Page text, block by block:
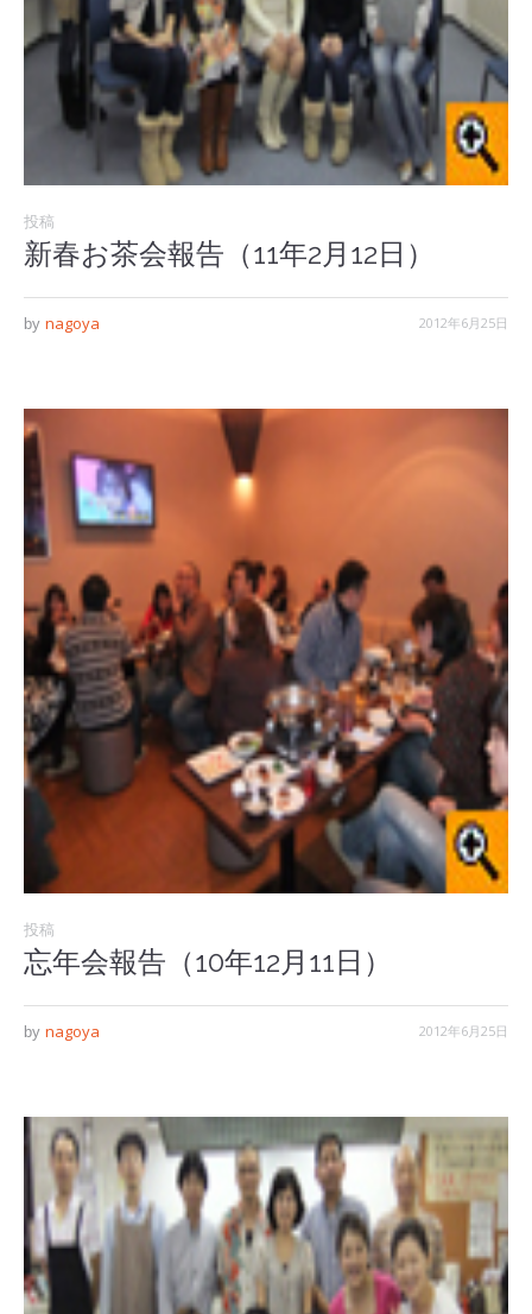
投稿
新春お茶会報告（11年2月12日）
2012年6月25日
by nagoya
投稿
忘年会報告（10年12月11日）
2012年6月25日
by nagoya